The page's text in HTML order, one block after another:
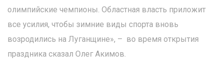
олимпийские чемпионы. Областная власть приложит
все усилия, чтобы зимние виды спорта вновь
возродились на Луганщине», – во время открытия
праздника сказал Олег Акимов.